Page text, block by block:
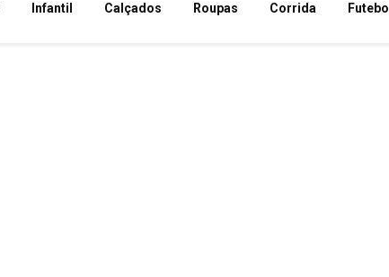
Infantil Calçados Roupas Corrida Futebol